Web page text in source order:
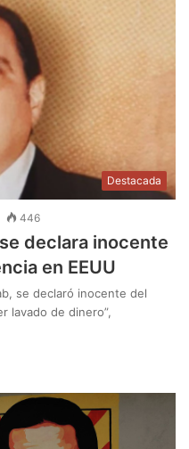
Destacada
446
declara inocente
en EEUU
se declaró inocente del
lavado de dinero”,